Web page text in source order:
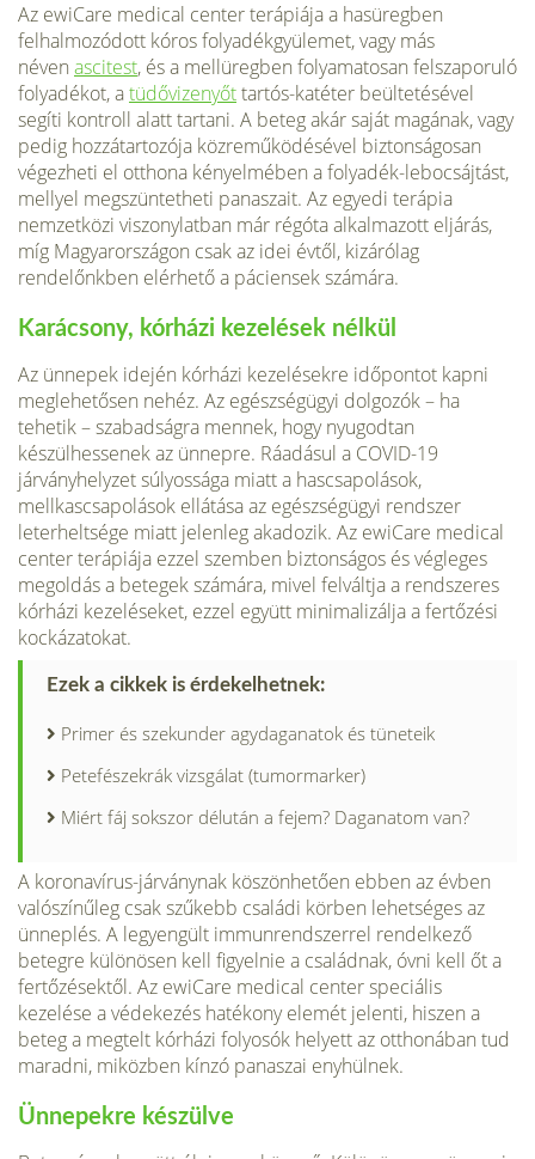
Az ewiCare medical center terápiája a hasüregben
felhalmozódott kóros folyadékgyülemet, vagy más
néven ascitest, és a mellüregben folyamatosan felszaporuló
folyadékot, atüdővizenyőttartós-katéter beültetésével
segíti kontroll alatt tartani. A beteg akár saját magának, vagy
pedig hozzátartozója közreműködésével biztonságosan
végezheti el otthona kényelmében a folyadék-lebocsájtást,
mellyel megszüntetheti panaszait. Az egyedi terápia
nemzetközi viszonylatban már régóta alkalmazott eljárás,
míg Magyarországon csak az idei évtől, kizárólag
rendelőnkben elérhető a páciensek számára.
Karácsony, kórházi kezelések nélkül
Az ünnepek idején kórházi kezelésekre időpontot kapni
meglehetősen nehéz. Az egészségügyi dolgozók – ha
tehetik – szabadságra mennek, hogy nyugodtan
készülhessenek az ünnepre. Ráadásul a COVID-19
járványhelyzet súlyossága miatt a hascsapolások,
mellkascsapolások ellátása az egészségügyi rendszer
leterheltsége miatt jelenleg akadozik. Az ewiCare medical
center terápiája ezzel szemben biztonságos és végleges
megoldás a betegek számára, mivel felváltja a rendszeres
kórházi kezeléseket, ezzel együtt minimalizálja a fertőzési
kockázatokat.
Ezek a cikkek is érdekelhetnek:
Primer és szekunder agydaganatok és tüneteik
Petefészekrák vizsgálat (tumormarker)
Miért fáj sokszor délután a fejem? Daganatom van?
A koronavírus-járványnak köszönhetően ebben az évben
valószínűleg csak szűkebb családi körben lehetséges az
ünneplés. A legyengült immunrendszerrel rendelkező
betegre különösen kell figyelnie a családnak, óvni kell őt a
fertőzésektől. Az ewiCare medical center speciális
kezelése a védekezés hatékony elemét jelenti, hiszen a
beteg a megtelt kórházi folyosók helyett az otthonában tud
maradni, miközben kínzó panaszai enyhülnek.
Ünnepekre készülve